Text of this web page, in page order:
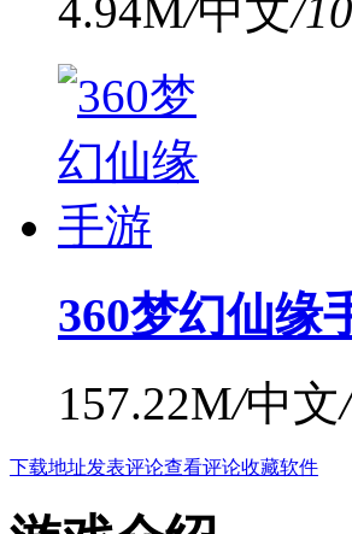
4.94M/中文/
360梦幻仙缘
157.22M/中文/
下载地址发表评论查看评论收藏软件